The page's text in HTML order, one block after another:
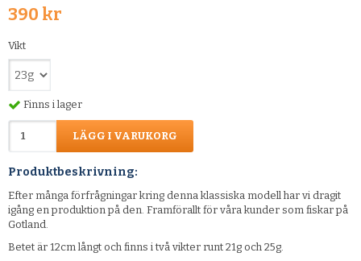
390 kr
Vikt
Finns i lager
LÄGG I VARUKORG
Produktbeskrivning:
Efter många förfrågningar kring denna klassiska modell har vi dragit
igång en produktion på den. Framförallt för våra kunder som fiskar på
Gotland.
Betet är 12cm långt och finns i två vikter runt 21g och 25g.